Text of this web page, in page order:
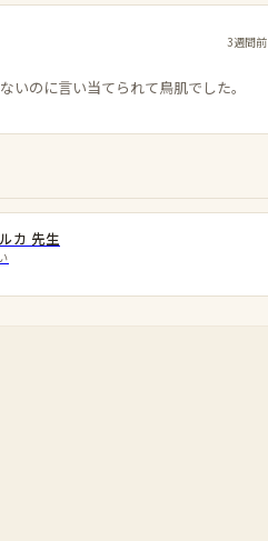
3週間前
のに言い当てられて鳥肌でした。
カ 先生